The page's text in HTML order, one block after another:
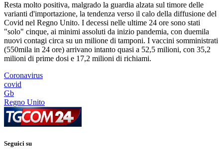
Resta molto positiva, malgrado la guardia alzata sul timore delle
varianti d'importazione, la tendenza verso il calo della diffusione del
Covid nel Regno Unito. I decessi nelle ultime 24 ore sono stati
"solo" cinque, ai minimi assoluti da inizio pandemia, con duemila
nuovi contagi circa su un milione di tamponi. I vaccini somministrati
(550mila in 24 ore) arrivano intanto quasi a 52,5 milioni, con 35,2
milioni di prime dosi e 17,2 milioni di richiami.
Coronavirus
covid
Gb
Regno Unito
Seguici su